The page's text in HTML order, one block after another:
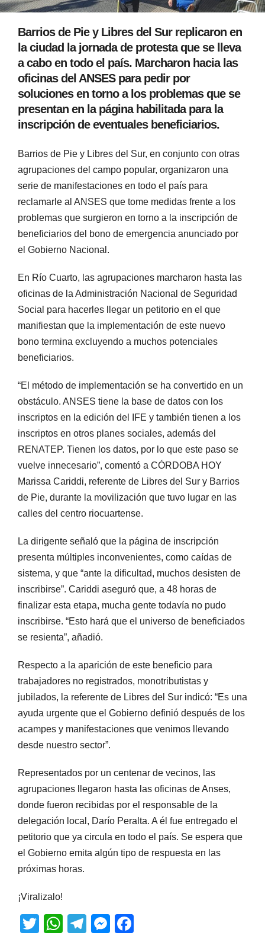
Barrios de Pie y Libres del Sur replicaron en
la ciudad la jornada de protesta que se lleva
a cabo en todo el país. Marcharon hacia las
oficinas del ANSES para pedir por
soluciones en torno a los problemas que se
presentan en la página habilitada para la
inscripción de eventuales beneficiarios.
Barrios de Pie y Libres del Sur, en conjunto con otras
agrupaciones del campo popular, organizaron una
serie de manifestaciones en todo el país para
reclamarle al ANSES que tome medidas frente a los
problemas que surgieron en torno a la inscripción de
beneficiarios del bono de emergencia anunciado por
el Gobierno Nacional.
En Río Cuarto, las agrupaciones marcharon hasta las
oficinas de la Administración Nacional de Seguridad
Social para hacerles llegar un petitorio en el que
manifiestan que la implementación de este nuevo
bono termina excluyendo a muchos potenciales
beneficiarios.
“El método de implementación se ha convertido en un
obstáculo. ANSES tiene la base de datos con los
inscriptos en la edición del IFE y también tienen a los
inscriptos en otros planes sociales, además del
RENATEP. Tienen los datos, por lo que este paso se
vuelve innecesario”, comentó a CÓRDOBA HOY
Marissa Cariddi, referente de Libres del Sur y Barrios
de Pie, durante la movilización que tuvo lugar en las
calles del centro riocuartense.
La dirigente señaló que la página de inscripción
presenta múltiples inconvenientes, como caídas de
sistema, y que “ante la dificultad, muchos desisten de
inscribirse”. Cariddi aseguró que, a 48 horas de
finalizar esta etapa, mucha gente todavía no pudo
inscribirse. “Esto hará que el universo de beneficiados
se resienta”, añadió.
Respecto a la aparición de este beneficio para
trabajadores no registrados, monotributistas y
jubilados, la referente de Libres del Sur indicó: “Es una
ayuda urgente que el Gobierno definió después de los
acampes y manifestaciones que venimos llevando
desde nuestro sector”.
Representados por un centenar de vecinos, las
agrupaciones llegaron hasta las oficinas de Anses,
donde fueron recibidas por el responsable de la
delegación local, Darío Peralta. A él fue entregado el
petitorio que ya circula en todo el país. Se espera que
el Gobierno emita algún tipo de respuesta en las
próximas horas.
¡Viralizalo!
T
W
T
M